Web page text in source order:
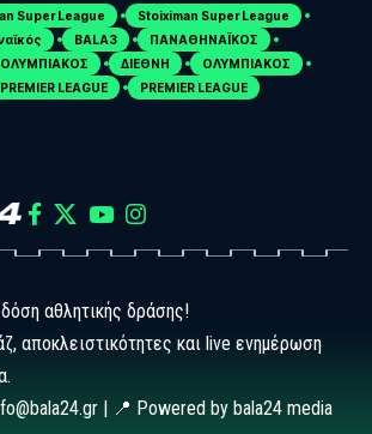
Super League
Stoiximan Super League
BALA3
ΠΑΝΑΘΗΝΑΪΚΟΣ
ΟΛΥΜΠΙΑΚΟΣ ΔΙΕΘΝΗ
ΟΛΥΜΠΙΑΚΟΣ
PREMIER LEAGUE PREMIER LEAGUE
αθλητικής δράσης!
αποκλειστικότητες και live ενημέρωση
| 📍 Powered by bala24 media